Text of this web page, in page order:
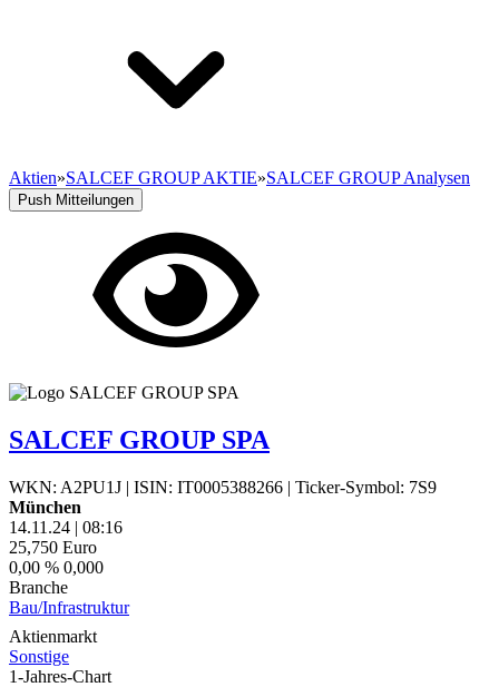
Aktien»SALCEF GROUP AKTIE»SALCEF GROUP Analysen
Push Mitteilungen
SALCEF GROUP SPA
WKN: A2PU1J | ISIN: IT0005388266 | Ticker-Symbol: 7S9
München
14.11.24 | 08:16
25,750 Euro
0,00 % 0,000
Branche
Bau/Infrastruktur
Aktienmarkt
Sonstige
1-Jahres-Chart